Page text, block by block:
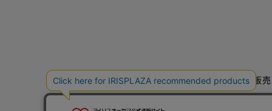
特定商取引法に基づく通信販